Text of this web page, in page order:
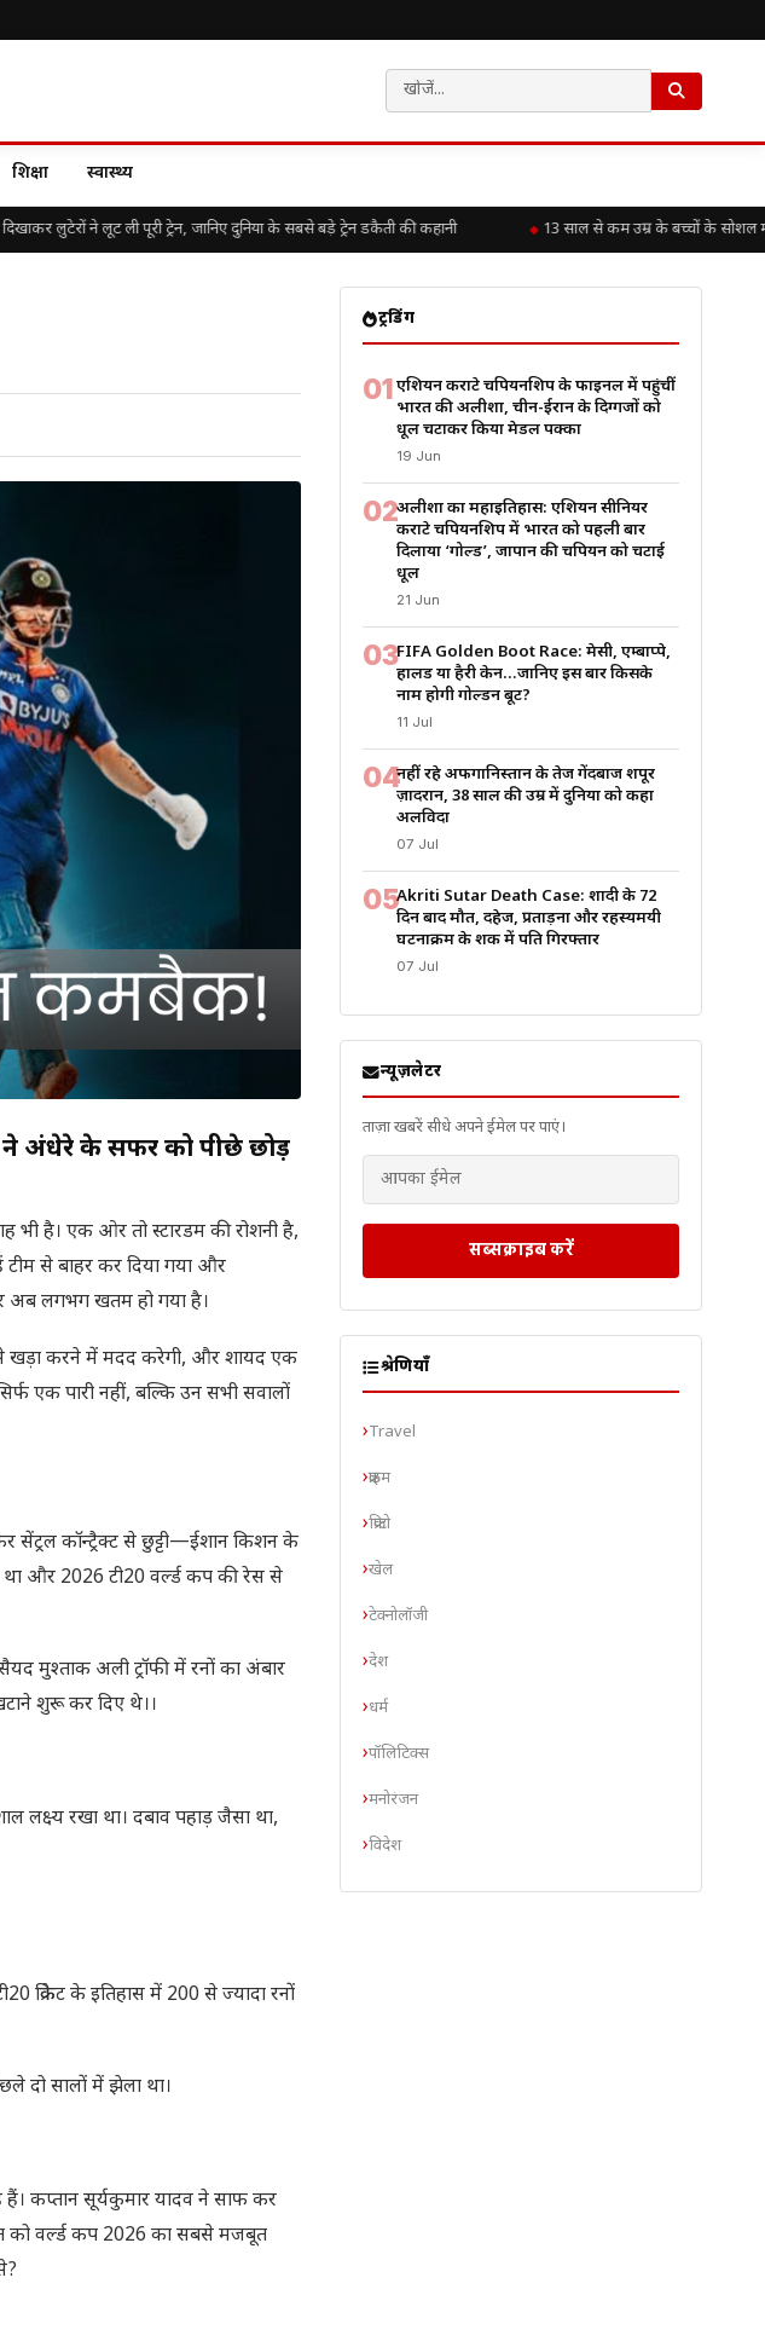
शिक्षा स्वास्थ्य
ने लूट ली पूरी ट्रेन, जानिए दुनिया के सबसे बड़े ट्रेन डकैती की कहानी 13 साल से कम उम्र के बच्चों के सोशल
ने अंधेरे के सफर को पीछे छोड़
है। एक ओर तो स्टारडम की रोशनी है,
से बाहर कर दिया गया और
अब लगभग खतम हो गया है।
से खड़ा करने में मदद करेगी, और शायद एक
एक पारी नहीं, बल्कि उन सभी सवालों
सेंट्रल कॉन्ट्रैक्ट से छुट्टी—ईशान किशन के
और 2026 टी20 वर्ल्ड कप की रेस से
मुश्ताक अली ट्रॉफी में रनों का अंबार
शुरू कर दिए थे।।
लक्ष्य रखा था। दबाव पहाड़ जैसा था,
क्रिकेट के इतिहास में 200 से ज्यादा रनों
दो सालों में झेला था।
कप्तान सूर्यकुमार यादव ने साफ कर
को वर्ल्ड कप 2026 का सबसे मजबूत
ट्रेंडिंग
01एशियन कराटे चैंपियनशिप के फाइनल में पहुंचीं
भारत की अलीशा, चीन-ईरान के दिग्गजों को
धूल चटाकर किया मेडल पक्का
19 Jun
02अलीशा का महाइतिहास: एशियन सीनियर
कराटे चैंपियनशिप में भारत को पहली बार
दिलाया ‘गोल्ड’, जापान की चैंपियन को चटाई
धूल
21 Jun
03FIFA Golden Boot Race: मेसी, एम्बाप्पे,
हालैंड या हैरी केन…जानिए इस बार किसके
नाम होगी गोल्डन बूट?
11 Jul
04नहीं रहे अफगानिस्तान के तेज गेंदबाज शपूर
ज़ादरान, 38 साल की उम्र में दुनिया को कहा
अलविदा
07 Jul
05Akriti Sutar Death Case: शादी के 72
दिन बाद मौत, दहेज, प्रताड़ना और रहस्यमयी
घटनाक्रम के शक में पति गिरफ्तार
07 Jul
न्यूज़लेटर
ताज़ा खबरें सीधे अपने ईमेल पर पाएं।
सब्सक्राइब करें
श्रेणियाँ
Travel
क्राइम
क्रिप्टो
खेल
टेक्नोलॉजी
देश
धर्म
पॉलिटिक्स
मनोरंजन
विदेश